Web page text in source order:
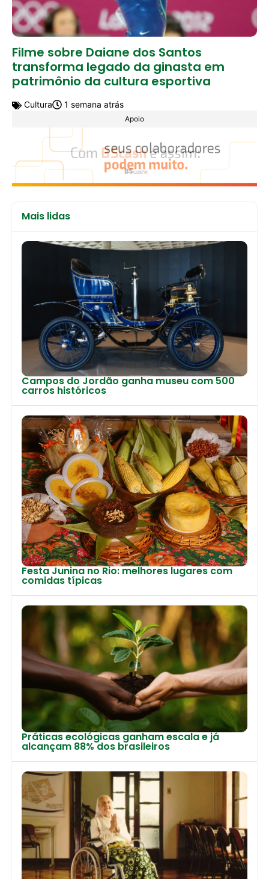
Filme sobre Daiane dos Santos
transforma legado da ginasta em
patrimônio da cultura esportiva
Cultura 1 semana atrás
Apoio
Mais lidas
Campos do Jordão ganha museu com 500
carros históricos
Festa Junina no Rio: melhores lugares com
comidas típicas
Práticas ecológicas ganham escala e já
alcançam 88% dos brasileiros